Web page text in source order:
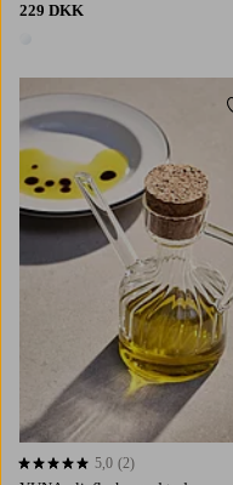
229 DKK
5,0 baseret på 2 bedømmelser
5,0 (2)